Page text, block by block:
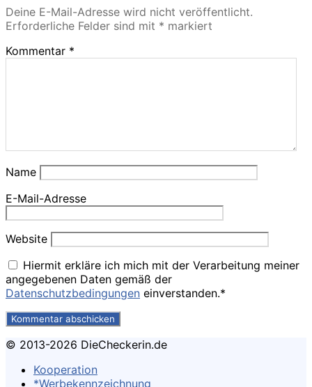
Deine E-Mail-Adresse wird nicht veröffentlicht.
Erforderliche Felder sind mit * markiert
Kommentar *
Name
E-Mail-Adresse
Website
Hiermit erkläre ich mich mit der Verarbeitung meiner
angegebenen Daten gemäß der
Datenschutzbedingungen einverstanden.*
© 2013-2026 DieCheckerin.de
Kooperation
*Werbekennzeichnung